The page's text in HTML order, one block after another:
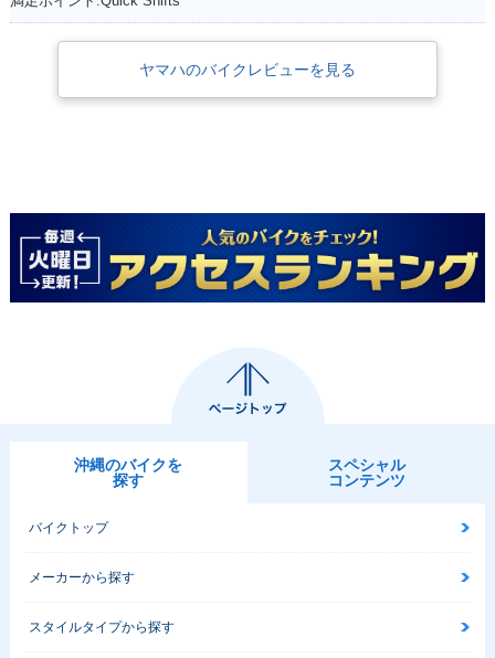
ヤマハのバイクレビューを見る
沖縄のバイクを
探す
スペシャル
コンテンツ
バイクトップ
メーカーから探す
スタイルタイプから探す